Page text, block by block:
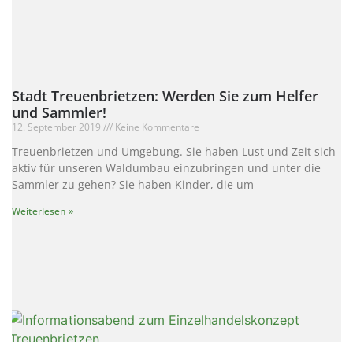
Stadt Treuenbrietzen: Werden Sie zum Helfer
und Sammler!
12. September 2019 Keine Kommentare
Treuenbrietzen und Umgebung. Sie haben Lust und Zeit sich
aktiv für unseren Waldumbau einzubringen und unter die
Sammler zu gehen? Sie haben Kinder, die um
Weiterlesen »